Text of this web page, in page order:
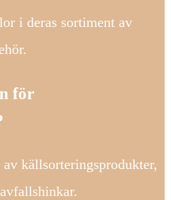
i deras sortiment av
för
källsorteringsprodukter,